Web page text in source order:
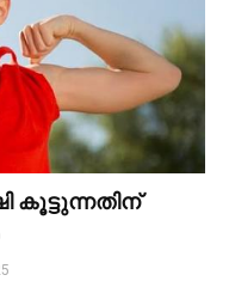
കൂട്ടുന്നതിന്